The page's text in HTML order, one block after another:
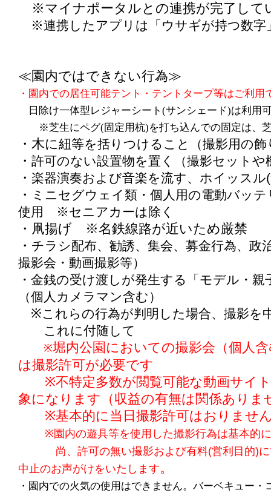
※マイナポータルとの連携が完了して
※連携したアプリは「ウサギが持つ数字
≪園内ではできない行為≫
・園内での居住可能テント・テントタープ等はご利用
日除け一体型レジャーシート(サンシェード)は利
※芝生にペグ(固定用杭)を打ち込んでの固定は、芝
・木に紐等を括りつけること（撮影用の
・ 許可のない設置物を置く（撮影セットや
・ 楽器演奏および音楽を流す、ホイッスル
・
ミニセグウェイ類・個人用の電動バッ
使用 ※セニアカーは除く
・凧揚げ ※名鉄線路が近いため厳禁
・ チラシ配布、勧誘、集会、募金行為、政
撮影会・動画撮影等）
・金銭の受け渡しが発生する「モデル・親
（個人カメラマン含む）
※これらの行為が判明した場合、撮影を
これに付随して
※堀内公園においての撮影会（個人
は撮影許可が必要です
※不特定多数が閲覧可能な動画サイト
象になります（収益の有無は関係ありま
※基本的に当日撮影許可はおりません
※園内の遊具等を使用した撮影行為は基本的
尚、許可の無い撮影および有料(営利目的)
中止のお声がけをいたします。
・園内での火気の使用はできません。バーベキュー